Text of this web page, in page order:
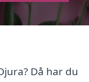
Då har du